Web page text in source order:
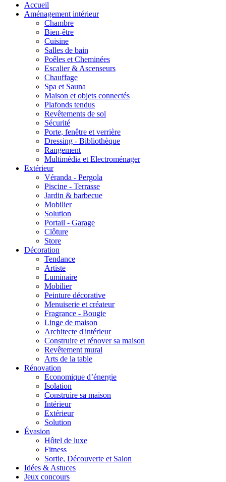
Accueil
Aménagement intérieur
Chambre
Bien-être
Cuisine
Salles de bain
Poêles et Cheminées
Escalier & Ascenseurs
Chauffage
Spa et Sauna
Maison et objets connectés
Plafonds tendus
Revêtements de sol
Sécurité
Porte, fenêtre et verrière
Dressing - Bibliothèque
Rangement
Multimédia et Electroménager
Extérieur
Véranda - Pergola
Piscine - Terrasse
Jardin & barbecue
Mobilier
Solution
Portail - Garage
Clôture
Store
Décoration
Tendance
Artiste
Luminaire
Mobilier
Peinture décorative
Menuiserie et créateur
Fragrance - Bougie
Linge de maison
Architecte d'intérieur
Construire et rénover sa maison
Revêtement mural
Arts de la table
Rénovation
Economique d’énergie
Isolation
Construire sa maison
Intérieur
Extérieur
Solution
Évasion
Hôtel de luxe
Fitness
Sortie, Découverte et Salon
Idées & Astuces
Jeux concours